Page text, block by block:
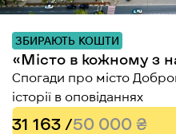
ЗБИРАЮТЬ КОШТИ
«Місто в кожному з
Спогади про місто
історії в оповіданнях
31 163 /50 000 ₴